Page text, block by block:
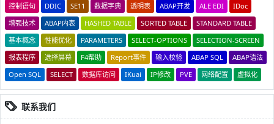
控制语句
DDIC SE11 数据字典 透明表 ABAP开发 ALE EDI
IDoc
增强技术
ABAP内表 HASHED TABLE SORTED TABLE
STANDARD TABLE
基本概念
性能优化 PARAMETERS SELECT-OPTIONS
SELECTION-SCREEN
报表程序
选择屏幕 F4帮助 Report事件 输入校验 ABAP SQL
ABAP语法
Open SQL
SELECT 数据库访问 IKuai IP修改 PVE 网络配置 虚拟化
联系我们